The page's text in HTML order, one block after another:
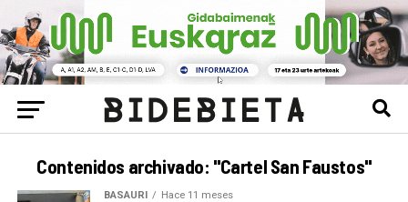
Contenidos archivado: "Cartel San Faustos"
BASAURI Hace 11 meses